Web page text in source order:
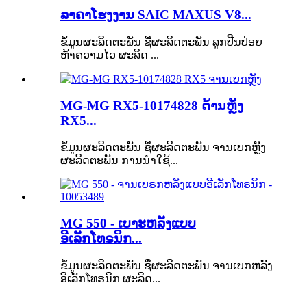
ລາຄາໂຮງງານ SAIC MAXUS V8...
ຂໍ້ມູນຜະລິດຕະພັນ ຊື່ຜະລິດຕະພັນ ລູກປືນປ່ອຍ
ຫ້າຄວາມໄວ ຜະລິດ ...
MG-MG RX5-10174828 ດ້ານຫຼັງ
RX5...
ຂໍ້ມູນຜະລິດຕະພັນ ຊື່ຜະລິດຕະພັນ ຈານເບກຫຼັງ
ຜະລິດຕະພັນ ການນຳໃຊ້...
MG 550 - ເບາະຫລັງແບບ
ອີເລັກໂທຣນິກ...
ຂໍ້ມູນຜະລິດຕະພັນ ຊື່ຜະລິດຕະພັນ ຈານເບກຫລັງ
ອີເລັກໂທຣນິກ ຜະລິດ...